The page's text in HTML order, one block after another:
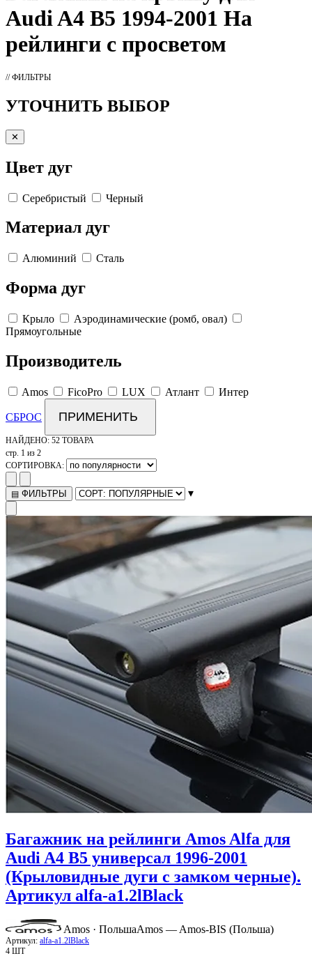
Audi A4 B5 1994-2001 На
рейлинги с просветом
// ФИЛЬТРЫ
УТОЧНИТЬ ВЫБОР
✕
Цвет дуг
Серебристый Черный
Материал дуг
Алюминий Сталь
Форма дуг
Крыло
Аэродинамические (ромб, овал)
Прямоугольные
Производитель
Amos FicoPro LUX Атлант Интер
СБРОС ПРИМЕНИТЬ
НАЙДЕНО: 52 ТОВАРА
стр. 1 из 2
СОРТИРОВКА:
▤ ФИЛЬТРЫ ▾
Багажник на рейлинги Amos Alfa для
Audi A4 B5 универсал 1996-2001
(Крыловидные дуги с замком черные).
Артикул alfa-a1.2lBlack
Amos · ПольшаAmos — Amos-BIS (Польша)
Артикул: alfa-a1.2lBlack
4 ШТ